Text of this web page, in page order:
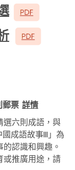
郵票 詳情
選六則成語，與
成語故事III」為
認識和興趣。
或推廣用途，請